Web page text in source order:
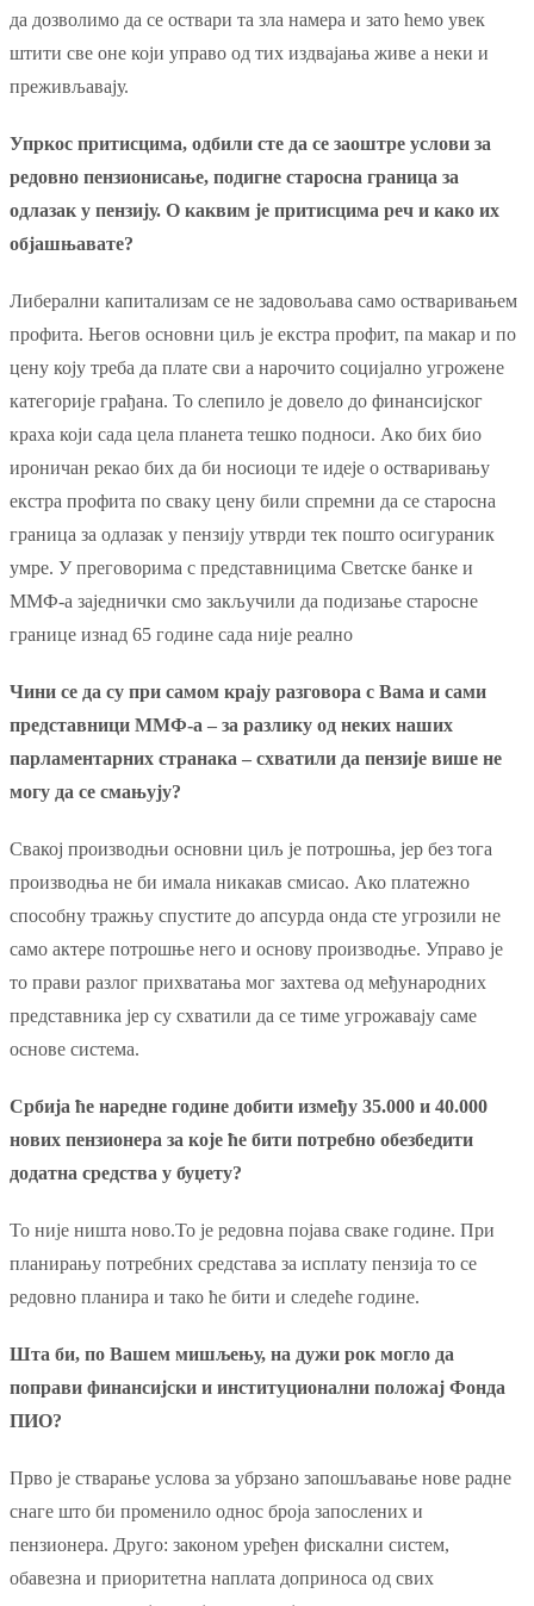
да дозволимо да се оствари та зла намера и зато ћемо увек
штити све оне који управо од тих издвајања живе а неки и
преживљавају.
Упркос притисцима, одбили сте да се заоштре услови за
редовно пензионисање, подигне старосна граница за
одлазак у пензију. О каквим је притисцима реч и како их
објашњавате?
Либерални капитализам се не задовољава само остваривањем
профита. Његов основни циљ је екстра профит, па макар и по
цену коју треба да плате сви а нарочито социјално угрожене
категорије грађана. То слепило је довело до финансијског
краха који сада цела планета тешко подноси. Ако бих био
ироничан рекао бих да би носиоци те идеје о остваривању
екстра профита по сваку цену били спремни да се старосна
граница за одлазак у пензију утврди тек пошто осигураник
умре. У преговорима с представницима Светске банке и
ММФ-а заједнички смо закључили да подизање старосне
границе изнад 65 године сада није реално
Чини се да су при самом крају разговора с Вама и сами
представници ММФ-а – за разлику од неких наших
парламентарних странака – схватили да пензије више не
могу да се смањују?
Свакој производњи основни циљ је потрошња, јер без тога
производња не би имала никакав смисао. Ако платежно
способну тражњу спустите до апсурда онда сте угрозили не
само актере потрошње него и основу производње. Управо је
то прави разлог прихватања мог захтева од међународних
представника јер су схватили да се тиме угрожавају саме
основе система.
Србија ће наредне године добити између 35.000 и 40.000
нових пензионера за које ће бити потребно обезбедити
додатна средства у буџету?
То није ништа ново.То је редовна појава сваке године. При
планирању потребних средстава за исплату пензија то се
редовно планира и тако ће бити и следеће године.
Шта би, по Вашем мишљењу, на дужи рок могло да
поправи финансијски и институционални положај Фонда
ПИО?
Прво је стварање услова за убрзано запошљавање нове радне
снаге што би променило однос броја запослених и
пензионера. Друго: законом уређен фискални систем,
обавезна и приоритетна наплата доприноса од свих